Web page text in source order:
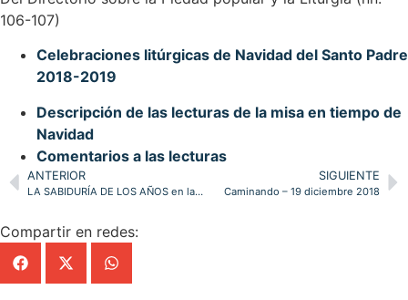
106-107)
Celebraciones litúrgicas de Navidad del Santo Padre
2018-2019
Descripción de las lecturas de la misa en tiempo de
Navidad
Comentarios a las lecturas
ANTERIOR
LA SABIDURÍA DE LOS AÑOS en la Librería de Pastoral de la diócesis
SIGUIENTE
Caminando – 19 diciembre 2018
Compartir en redes: